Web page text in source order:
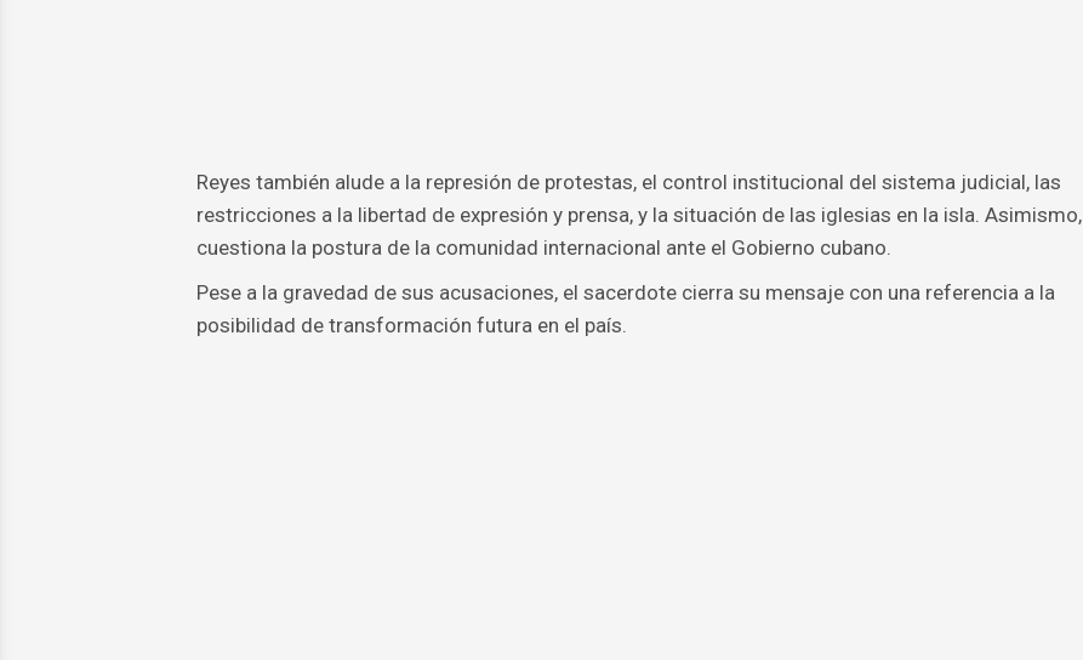
Reyes también alude a la represión de protestas, el control institucional del sistema judicial, las
restricciones a la libertad de expresión y prensa, y la situación de las iglesias en la isla. Asimismo,
cuestiona la postura de la comunidad internacional ante el Gobierno cubano.
Pese a la gravedad de sus acusaciones, el sacerdote cierra su mensaje con una referencia a la
posibilidad de transformación futura en el país.